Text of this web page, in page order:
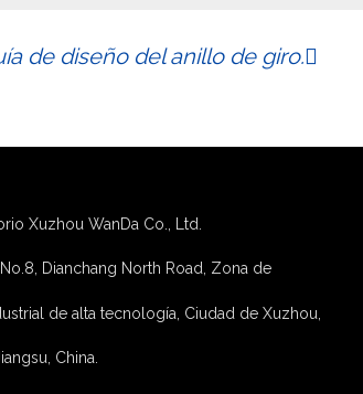
de diseño del anillo de giro.
Xuzhou WanDa Co., Ltd.
Dianchang North Road, Zona de
de alta tecnología, Ciudad de Xuzhou,
China.